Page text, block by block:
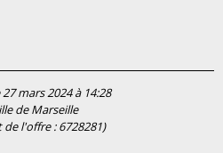
mars 2024 à 14:28
de Marseille
de l'offre :6728281)